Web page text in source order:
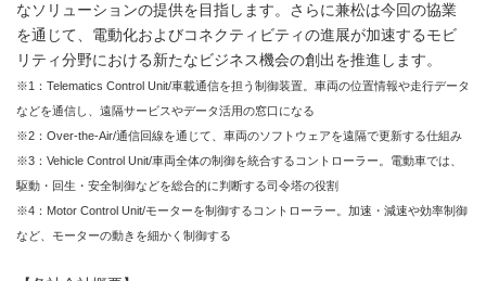
なソリューションの提供を目指します。さらに兼松は今回の協業
を通じて、電動化およびコネクティビティの進展が加速するモビ
リティ分野における新たなビジネス機会の創出を推進します。
※1：Telematics Control Unit/車載通信を担う制御装置。車両の位置情報や走行データ
などを通信し、遠隔サービスやデータ活用の窓口になる
※2：Over-the-Air/通信回線を通じて、車両のソフトウェアを遠隔で更新する仕組み
※3：Vehicle Control Unit/車両全体の制御を統合するコントローラー。電動車では、
駆動・回生・安全制御などを総合的に判断する司令塔の役割
※4：Motor Control Unit/モーターを制御するコントローラー。加速・減速や効率制御
など、モーターの動きを細かく制御する